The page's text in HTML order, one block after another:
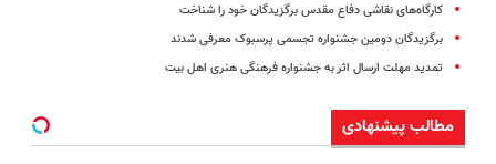
کارگاه‌های نقاشی دفاع مقدس برگزیدگان خود را شناخت
برگزیدگان دومین جشنواره تجسمی پرسبوک معرفی شدند
تمدید مهلت ارسال اثر به جشنواره فرهنگی هنری اهل بیت
مطالب پیشنهادی